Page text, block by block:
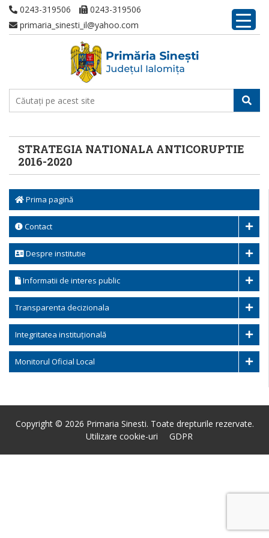
0243-319506
0243-319506
primaria_sinesti_il@yahoo.com
STRATEGIA NATIONALA ANTICORUPTIE
2016-2020
Prima pagină
Contact
Despre institutie
Informatii de interes public
Transparenta decizionala
Integritatea instituțională
Monitorul Oficial Local
Copyright © 2026 Primaria Sinesti. Toate drepturile rezervate.
Utilizare cookie-uri
GDPR